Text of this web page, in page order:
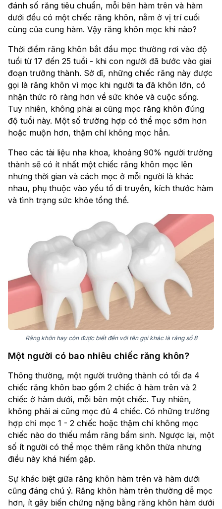
đánh số răng tiêu chuẩn, mỗi bên hàm trên và hàm
dưới đều có một chiếc răng khôn, nằm ở vị trí cuối
cùng của cung hàm. Vậy răng khôn mọc khi nào?
Thời điểm răng khôn bắt đầu mọc thường rơi vào độ
tuổi từ 17 đến 25 tuổi - khi con người đã bước vào giai
đoạn trưởng thành. Sở dĩ, những chiếc răng này được
gọi là răng khôn vì mọc khi người ta đã khôn lớn, có
nhận thức rõ ràng hơn về sức khỏe và cuộc sống.
Tuy nhiên, không phải ai cũng mọc răng khôn đúng
độ tuổi này. Một số trường hợp có thể mọc sớm hơn
hoặc muộn hơn, thậm chí không mọc hẳn.
Theo các tài liệu nha khoa, khoảng 90% người trưởng
thành sẽ có ít nhất một chiếc răng khôn mọc lên
nhưng thời gian và cách mọc ở mỗi người là khác
nhau, phụ thuộc vào yếu tố di truyền, kích thước hàm
và tình trạng sức khỏe tổng thể.
Răng khôn hay còn được biết đến với tên gọi khác là răng số 8
Một người có bao nhiêu chiếc răng khôn?
Thông thường, một người trưởng thành có tối đa 4
chiếc răng khôn bao gồm 2 chiếc ở hàm trên và 2
chiếc ở hàm dưới, mỗi bên một chiếc. Tuy nhiên,
không phải ai cũng mọc đủ 4 chiếc. Có những trường
hợp chỉ mọc 1 - 2 chiếc hoặc thậm chí không mọc
chiếc nào do thiếu mầm răng bẩm sinh. Ngược lại, một
số ít người có thể mọc thêm răng khôn thừa nhưng
điều này khá hiếm gặp.
Sự khác biệt giữa răng khôn hàm trên và hàm dưới
cũng đáng chú ý. Răng khôn hàm trên thường dễ mọc
hơn, ít gây biến chứng nặng bằng răng khôn hàm dưới